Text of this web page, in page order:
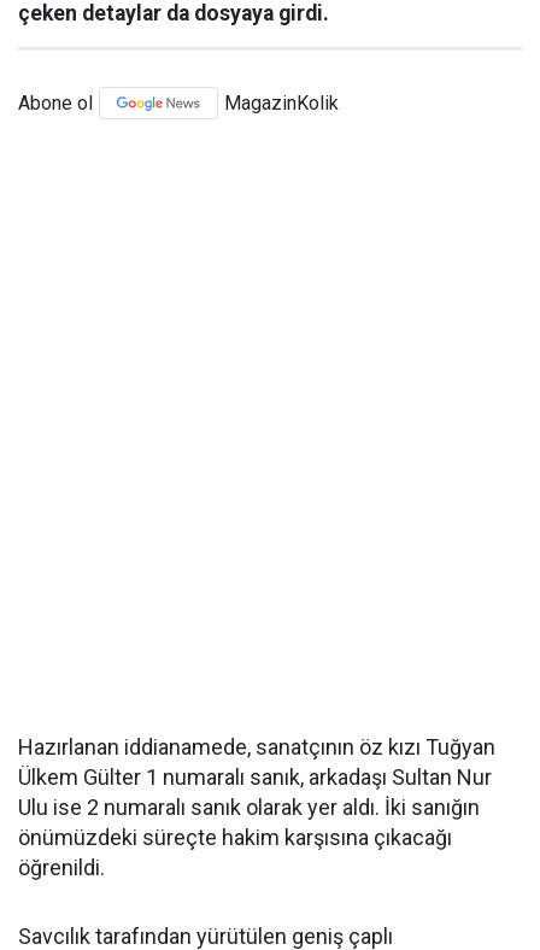
çeken detaylar da dosyaya girdi.
Abone ol MagazinKolik
Hazırlanan iddianamede, sanatçının öz kızı Tuğyan
Ülkem Gülter 1 numaralı sanık, arkadaşı Sultan Nur
Ulu ise 2 numaralı sanık olarak yer aldı. İki sanığın
önümüzdeki süreçte hakim karşısına çıkacağı
öğrenildi.
Savcılık tarafından yürütülen geniş çaplı